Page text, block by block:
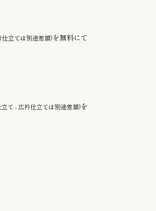
立ては別途差額)を無料にて
て - 広衿仕立ては別途差額)を